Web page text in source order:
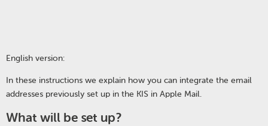
English version:
In these instructions we explain how you can integrate the email
addresses previously set up in the KIS in Apple Mail.
What will be set up?